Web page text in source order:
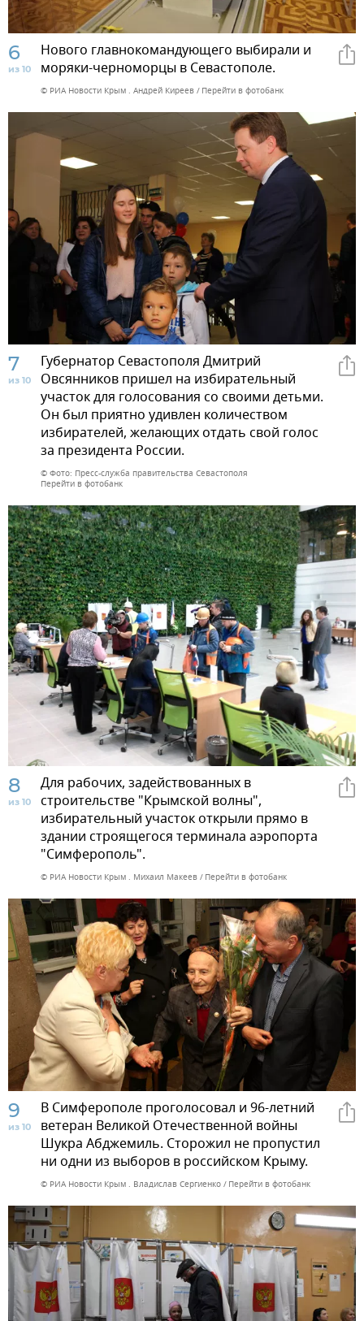
6
из 10
Нового главнокомандующего выбирали и
моряки-черноморцы в Севастополе.
© РИА Новости Крым . Андрей Киреев Перейти в фотобанк
7
из 10
Губернатор Севастополя Дмитрий
Овсянников пришел на избирательный
участок для голосования со своими детьми.
Он был приятно удивлен количеством
избирателей, желающих отдать свой голос
за президента России.
© Фото: Пресс-служба правительства Севастополя
Перейти в фотобанк
8
из 10
Для рабочих, задействованных в
строительстве "Крымской волны",
избирательный участок открыли прямо в
здании строящегося терминала аэропорта
"Симферополь".
© РИА Новости Крым . Михаил Макеев Перейти в фотобанк
9
из 10
В Симферополе проголосовал и 96-летний
ветеран Великой Отечественной войны
Шукра Абджемиль. Сторожил не пропустил
ни одни из выборов в российском Крыму.
© РИА Новости Крым . Владислав Сергиенко Перейти в фотобанк